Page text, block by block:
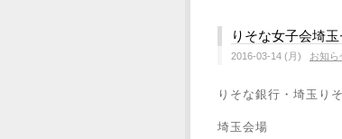
りそな女子会埼
2016-03-14 (月) お知ら
りそな銀行・埼玉り
埼玉会場